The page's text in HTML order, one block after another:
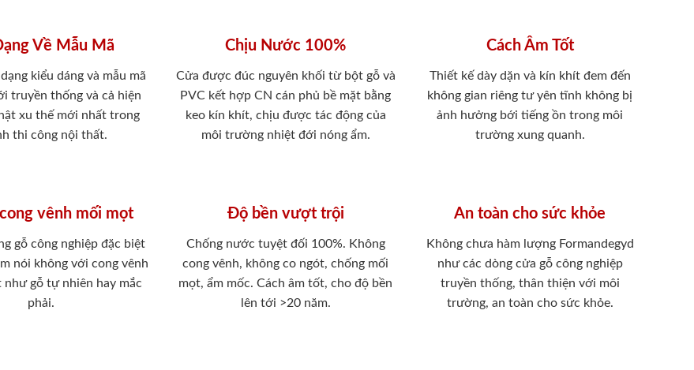
Về Mẫu Mã
kiểu dáng và mẫu mã
truyền thống và cả hiện
xu thế mới nhất trong
thi công nội thất.
Chịu Nước 100%
Cửa được đúc nguyên khối từ bột gỗ và
PVC kết hợp CN cán phủ bề mặt bằng
keo kín khít, chịu được tác động của
môi trường nhiệt đới nóng ẩm.
Cách Âm Tốt
Thiết kế dày dặn và kín khít đem đến
không gian riêng tư yên tĩnh không bị
ảnh hưởng bới tiếng ồn trong môi
trường xung quanh.
vênh mối mọt
gỗ công nghiệp đặc biệt
nói không với cong vênh
như gỗ tự nhiên hay mắc
phải.
Độ bền vượt trội
Chống nước tuyệt đối 100%. Không
cong vênh, không co ngót, chống mối
mọt, ẩm mốc. Cách âm tốt, cho độ bền
lên tới >20 năm.
An toàn cho sức khỏe
Không chưa hàm lượng Formandegyd
như các dòng cửa gỗ công nghiệp
truyền thống, thân thiện với môi
trường, an toàn cho sức khỏe.